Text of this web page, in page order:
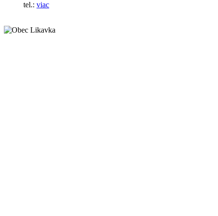
tel.: viac